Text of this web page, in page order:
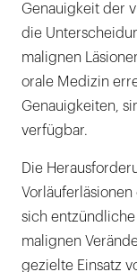
Genauigkeit der
die
malignen
orale Medizin
Genauigkeiten,
verfügbar.
Die
sich entzündliche
malignen
gezielte Einsatz